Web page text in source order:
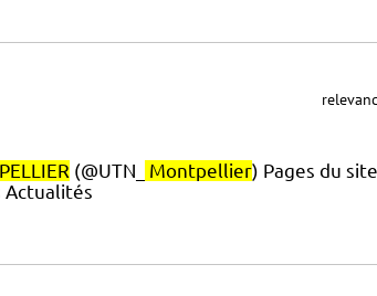
(@UTN_ Montpellier) Pages du
Actualités